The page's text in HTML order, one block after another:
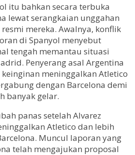
itu bahkan secara terbuka
lewat serangkaian unggahan
mereka. Awalnya, konflik
di Spanyol menyebut
tengah memantau situasi
Penyerang asal Argentina
meninggalkan Atletico
dengan Barcelona demi
banyak gelar.
panas setelah Alvarez
Atletico dan lebih
Muncul laporan yang
telah mengajukan proposal